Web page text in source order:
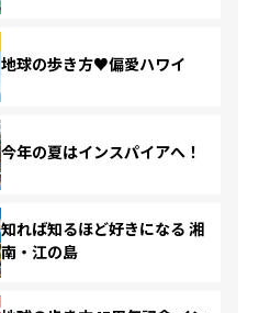
地球の歩き方♥偏愛ハワイ
今年の夏はインスパイアへ！
知れば知るほど好きになる 湘
南・江の島